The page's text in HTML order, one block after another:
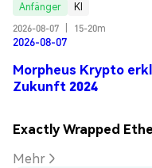
Anfänger
KI
2026-08-07
15-20m
2026-08-07
Morpheus Krypto
Zukunft 2024
Exactly Wrapped
Mehr